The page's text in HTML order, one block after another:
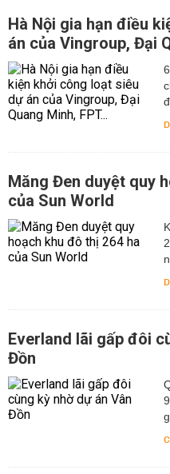
Hà Nội gia hạn điều
án của Vingroup, Đại
Măng Đen duyệt quy
của Sun World
Everland lãi gấp đôi
Đồn